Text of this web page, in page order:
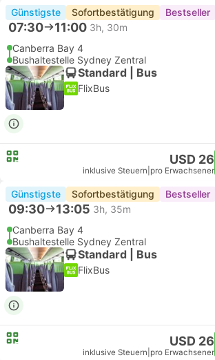
Günstigste Sofortbestätigung Bestseller
07:30 11:00 3h, 30m
Canberra Bay 4
Bushaltestelle Sydney Zentral
Standard | Bus
FlixBus
USD 26
inklusive Steuern pro Erwachsener
Günstigste Sofortbestätigung Bestseller
09:30 13:05 3h, 35m
Canberra Bay 4
Bushaltestelle Sydney Zentral
Standard | Bus
FlixBus
USD 26
inklusive Steuern pro Erwachsener